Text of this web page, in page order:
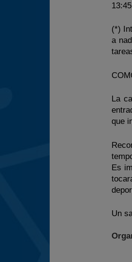
(*)
a
La
que
Es
Un